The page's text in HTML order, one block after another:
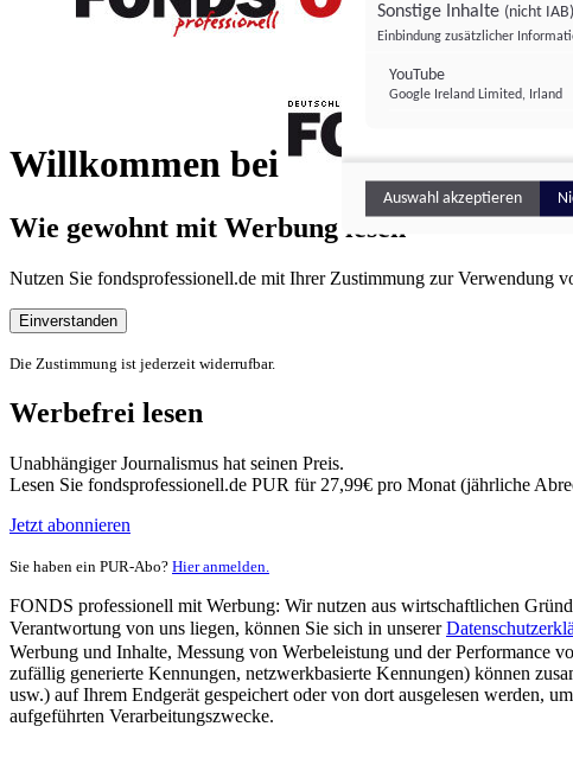
Willkommen bei
FONDS
Wie gewohnt mit Werbung lesen
Nutzen Sie fondsprofessionell.de mit Ihrer Zustimmung zur Verwendung
Einverstanden
Die Zustimmung ist jederzeit widerrufbar.
Werbefrei lesen
Unabhängiger Journalismus hat seinen Preis.
Lesen Sie fondsprofessionell.de PUR für 27,99€ pro Monat (jährliche
Jetzt abonnieren
Sie haben ein PUR-Abo? Hier anmelden.
FONDS professionell mit Werbung: Wir nutzen aus wirtschaftlichen
Verantwortung von uns liegen, können Sie sich in unserer
Werbung und Inhalte, Messung von Werbeleistung und der Performance
zufällig generierte Kennungen, netzwerkbasierte Kennungen) können
usw.) auf Ihrem Endgerät gespeichert oder von dort ausgelesen werden,
aufgeführten Verarbeitungszwecke.
Sonstige Inhalte (nicht IAB)
Einbindung zusätzlicher
YouTube
Google Ireland Limited, Irland
Auswahl akzeptieren